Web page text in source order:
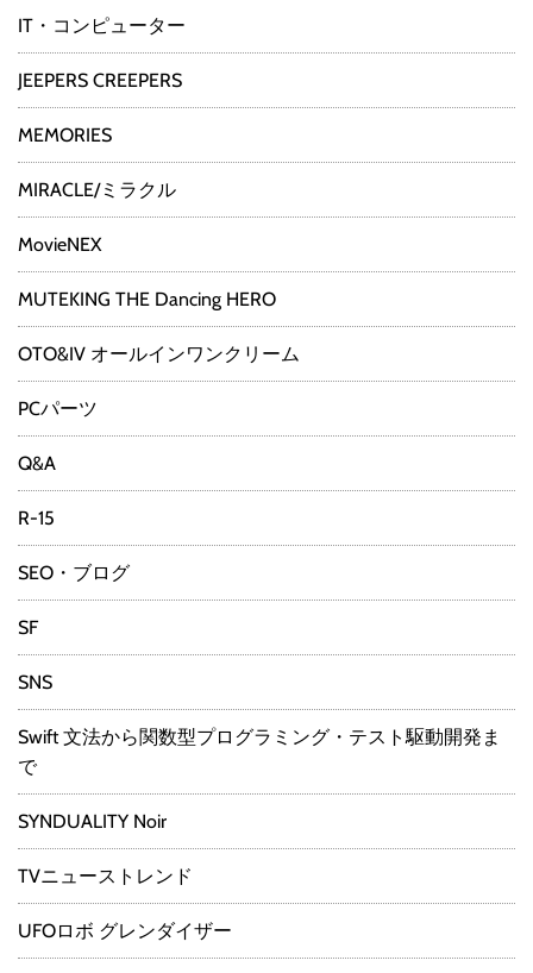
IT・コンピューター
JEEPERS CREEPERS
MEMORIES
MIRACLE/ミラクル
MovieNEX
MUTEKING THE Dancing HERO
OTO&IV オールインワンクリーム
PCパーツ
Q&A
R-15
SEO・ブログ
SF
SNS
Swift 文法から関数型プログラミング・テスト駆動開発ま
で
SYNDUALITY Noir
TVニューストレンド
UFOロボ グレンダイザー